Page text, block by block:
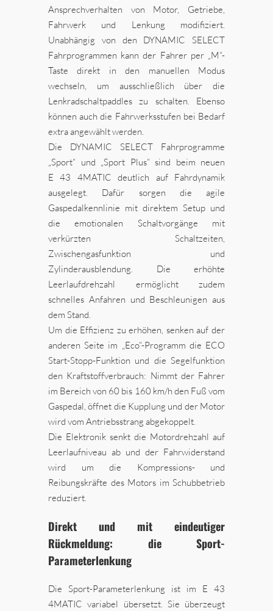
Ansprechverhalten von Motor, Getriebe,
Fahrwerk und Lenkung modifiziert.
Unabhängig von den DYNAMIC SELECT
Fahrprogrammen kann der Fahrer per „M“-
Taste direkt in den manuellen Modus
wechseln, um ausschließlich über die
Lenkradschaltpaddles zu schalten. Ebenso
können auch die Fahrwerksstufen bei Bedarf
extra angewählt werden.
Die DYNAMIC SELECT Fahrprogramme
„Sport“ und „Sport Plus“ sind beim neuen
E 43 4MATIC deutlich auf Fahrdynamik
ausgelegt. Dafür sorgen die agile
Gaspedalkennlinie mit direktem Setup und
die emotionalen Schaltvorgänge mit
verkürzten Schaltzeiten,
Zwischengasfunktion und
Zylinderausblendung. Die erhöhte
Leerlaufdrehzahl ermöglicht zudem
schnelles Anfahren und Beschleunigen aus
dem Stand.
Um die Effizienz zu erhöhen, senken auf der
anderen Seite im „Eco“-Programm die ECO
Start-Stopp-Funktion und die Segelfunktion
den Kraftstoffverbrauch: Nimmt der Fahrer
im Bereich von 60 bis 160 km/h den Fuß vom
Gaspedal, öffnet die Kupplung und der Motor
wird vom Antriebsstrang abgekoppelt.
Die Elektronik senkt die Motordrehzahl auf
Leerlaufniveau ab und der Fahrwiderstand
wird um die Kompressions- und
Reibungskräfte des Motors im Schubbetrieb
reduziert.
Direkt und mit eindeutiger
Rückmeldung: die Sport-
Parameterlenkung
Die Sport-Parameterlenkung ist im E 43
4MATIC variabel übersetzt. Sie überzeugt